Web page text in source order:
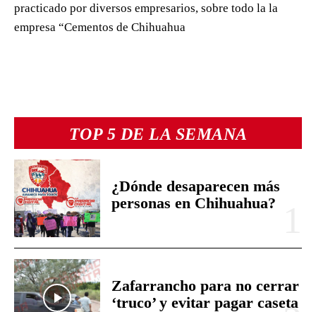
TOP 5 DE LA SEMANA
¿Dónde desaparecen más
personas en Chihuahua?
Zafarrancho para no cerrar
‘truco’ y evitar pagar caseta
practicado por diversos empresarios, sobre todo la la
empresa “Cementos de Chihuahua